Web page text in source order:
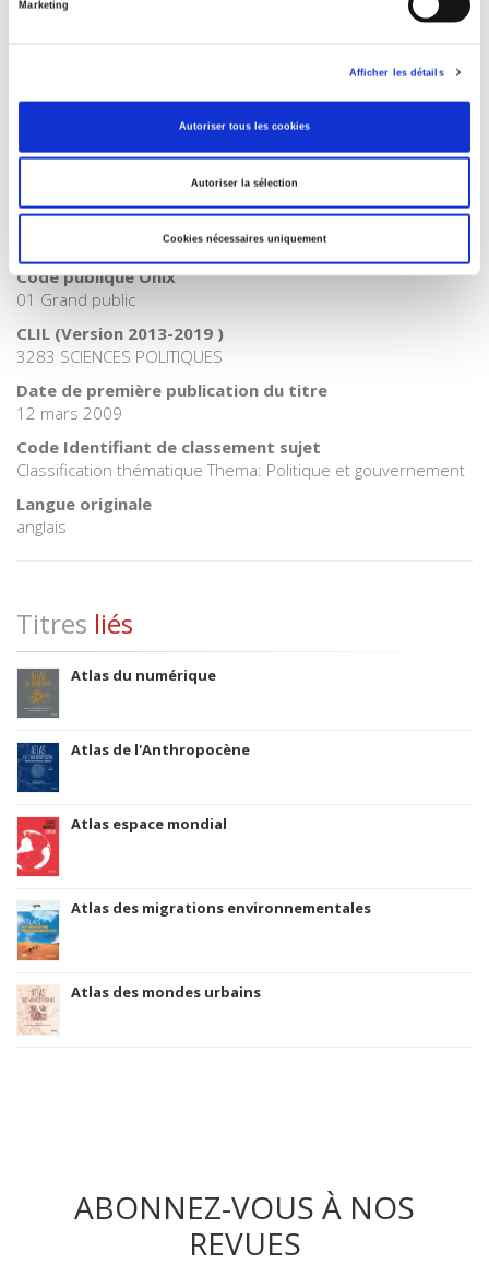
Marketing
Afficher les détails
Autoriser tous les cookies
Autoriser la sélection
Cookies nécessaires uniquement
Internet Hierarchy
Relations internationales
Catégorie (éditeur)
Catégorie (éditeur)
International
Catégorie (éditeur)
Monde & sociétés
BISAC Subject Heading
POL000000 POLITICAL SCIENCE
Code publique Onix
01 Grand public
CLIL (Version 2013-2019 )
3283 SCIENCES POLITIQUES
Date de première publication du titre
12 mars 2009
Code Identifiant de classement sujet
Classification thématique Thema: Politique et gouvernement
Langue originale
anglais
Titres liés
Atlas du numérique
Atlas de l'Anthropocène
Atlas espace mondial
Atlas des migrations environnementales
Atlas des mondes urbains
ABONNEZ-VOUS À NOS
REVUES